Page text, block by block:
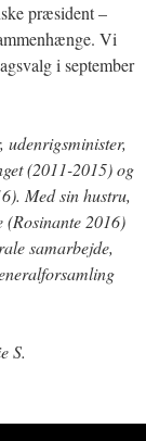
præsident –
Vi
i september
udenrigsminister,
(2011-2015) og
Med sin hustru,
2016)
samarbejde,
S.